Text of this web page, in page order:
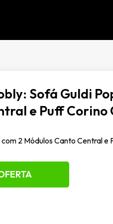
Sofá Guldi
e Puff Corino
2 Módulos Canto Central e